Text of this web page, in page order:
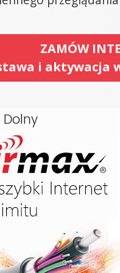
ZAMÓW
i aktywacja